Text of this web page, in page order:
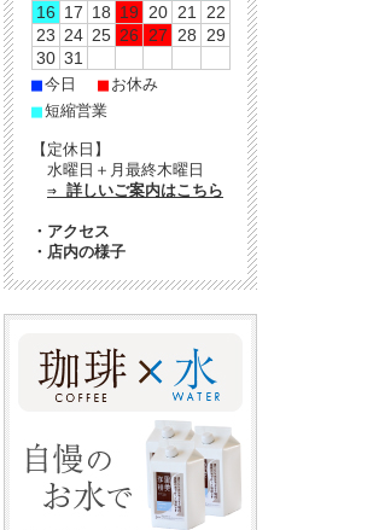
16 17 18 19 20 21
22
23 24 25 26 27 28
29
30 31
■今日 ■ お休み
■短縮営業
【定休日】
水曜日＋月最終木曜日
⇒ 詳しいご案内はこちら
・ アクセス
・ 店内の様子